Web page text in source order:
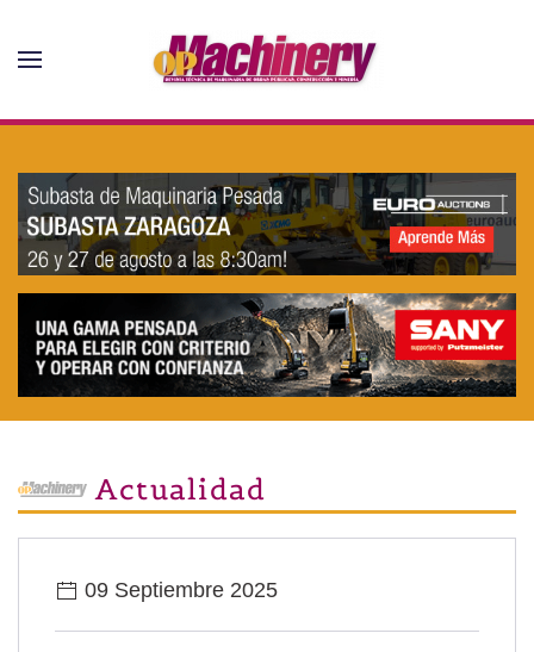
Skip to main content
Actualidad
09 Septiembre 2025